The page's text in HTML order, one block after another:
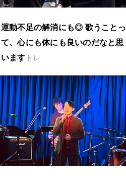
運動不足の解消にも◎ 歌うことっ
て、心にも体にも良いのだなと思
います
ボイトレ